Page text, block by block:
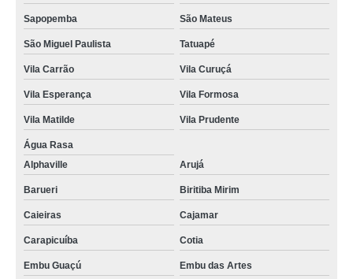
Sapopemba São Mateus
São Miguel Paulista Tatuapé
Vila Carrão Vila Curuçá
Vila Esperança Vila Formosa
Vila Matilde Vila Prudente
Água Rasa
Alphaville
Arujá
Barueri Biritiba Mirim
Caieiras Cajamar
Carapicuíba Cotia
Embu Guaçú Embu das Artes